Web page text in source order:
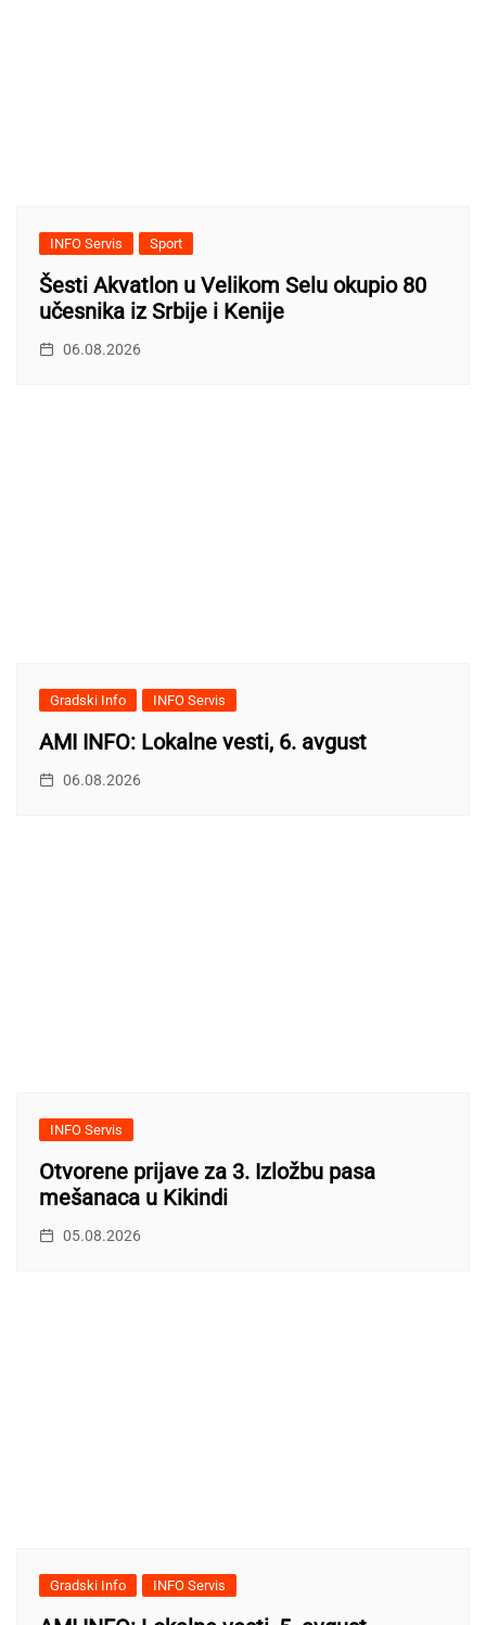
INFO Servis Sport
Šesti Akvatlon u Velikom Selu okupio 80
učesnika iz Srbije i Kenije
06.08.2026
Gradski Info INFO Servis
AMI INFO: Lokalne vesti, 6. avgust
06.08.2026
INFO Servis
Otvorene prijave za 3. Izložbu pasa
mešanaca u Kikindi
05.08.2026
Gradski Info INFO Servis